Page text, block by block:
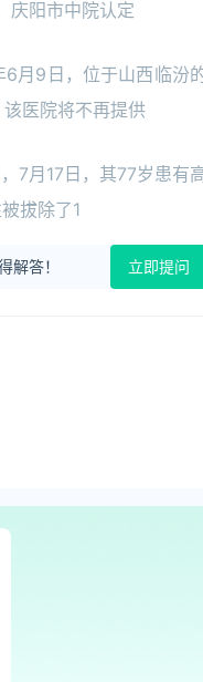
庆阳市中院认定
月9日，位于山西临汾
医院将不再提供
7月17日，其77岁患有
拔除了1
解答！ 立即提问